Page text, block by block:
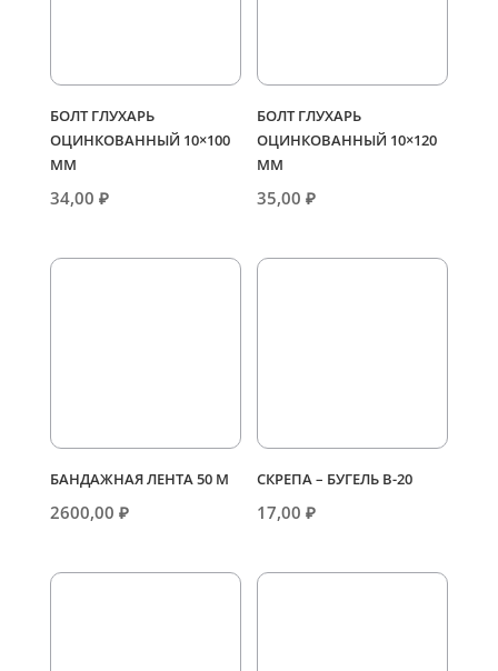
БОЛТ ГЛУХАРЬ
ОЦИНКОВАННЫЙ 10×100
ММ
34,00 ₽
БОЛТ ГЛУХАРЬ
ОЦИНКОВАННЫЙ 10×120
ММ
35,00₽
БАНДАЖНАЯ ЛЕНТА 50 М
2600,00 ₽
СКРЕПА – БУГЕЛЬ В-20
17,00₽